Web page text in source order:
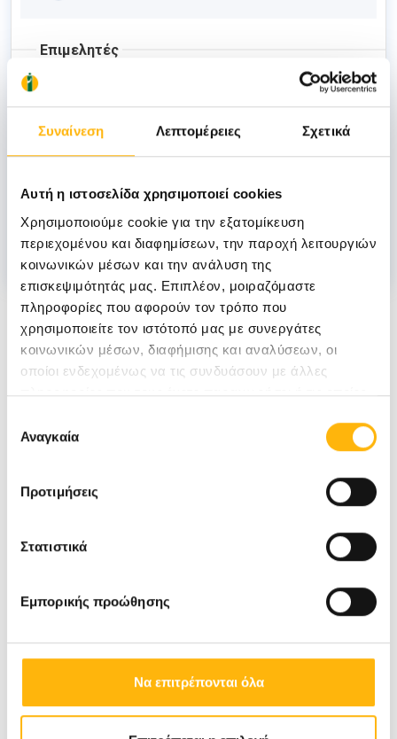
Συναίνεση Λεπτομέρειες Σχετικά
Αυτή η ιστοσελίδα χρησιμοποιεί cookies
Χρησιμοποιούμε cookie για την εξατομίκευση
περιεχομένου και διαφημίσεων, την παροχή λειτουργιών
κοινωνικών μέσων και την ανάλυση της
επισκεψιμότητάς μας. Επιπλέον, μοιραζόμαστε
πληροφορίες που αφορούν τον τρόπο που
χρησιμοποιείτε τον ιστότοπό μας με συνεργάτες
κοινωνικών μέσων, διαφήμισης και αναλύσεων, οι
οποίοι ενδεχομένως να τις συνδυάσουν με άλλες
πληροφορίες που τους έχετε παραχωρήσει ή τις οποίες
των υπηρεσιών τους.
συγκατάθεσης
Αναγκαία
Προτιμήσεις
Στατιστικά
Εμπορικής προώθησης
Να επιτρέπονται όλα
Επιμελητές
ΧΑΜΗΛΟΣ ΧΡΗΣΤΟΣ
Νέα